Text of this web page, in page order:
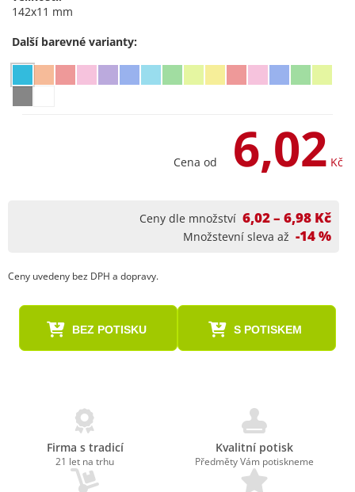
142x11 mm
Další barevné varianty:
Cena od 6,02 Kč
Ceny dle množství 6,02 – 6,98 Kč
Množstevní sleva až -14 %
Ceny uvedeny bez DPH a dopravy.
BEZ POTISKU S POTISKEM
Firma s tradicí
21 let na trhu
Kvalitní potisk
Předměty Vám potiskneme